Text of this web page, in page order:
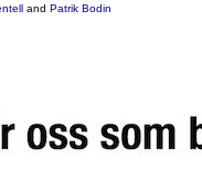
and Patrik Bodin